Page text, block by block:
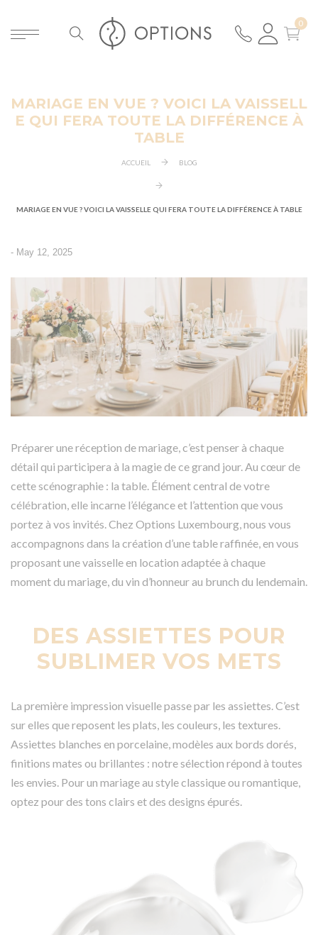
MARIAGE EN VUE ? VOICI LA VAISSELL
E QUI FERA TOUTE LA DIFFÉRENCE À
TABLE
ACCUEIL BLOG
MARIAGE EN VUE ? VOICI LA VAISSELLE QUI FERA TOUTE LA DIFFÉRENCE À TABLE
- May 12, 2025
Préparer une réception de mariage, c’est penser à chaque
détail qui participera à la magie de ce grand jour. Au cœur de
cette scénographie : la table. Élément central de votre
célébration, elle incarne l’élégance et l’attention que vous
portez à vos invités. Chez Options Luxembourg, nous vous
accompagnons dans la création d’une table raffinée, en vous
proposant une vaisselle en location adaptée à chaque
moment du mariage, du vin d’honneur au brunch du lendemain.
DES ASSIETTES POUR
SUBLIMER VOS METS
La première impression visuelle passe par les assiettes. C’est
sur elles que reposent les plats, les couleurs, les textures.
Assiettes blanches en porcelaine, modèles aux bords dorés,
finitions mates ou brillantes : notre sélection répond à toutes
les envies. Pour un mariage au style classique ou romantique,
optez pour des tons clairs et des designs épurés.